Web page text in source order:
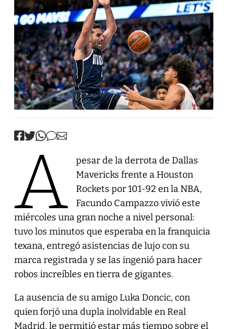
A
pesar de la derrota de Dallas
Mavericks frente a Houston
Rockets por 101-92 en la NBA,
Facundo Campazzo vivió este
miércoles una gran noche a nivel personal:
tuvo los minutos que esperaba en la franquicia
texana, entregó asistencias de lujo con su
marca registrada y se las ingenió para hacer
robos increíbles en tierra de gigantes.
La ausencia de su amigo Luka Doncic, con
quien forjó una dupla inolvidable en Real
Madrid, le permitió estar más tiempo sobre el